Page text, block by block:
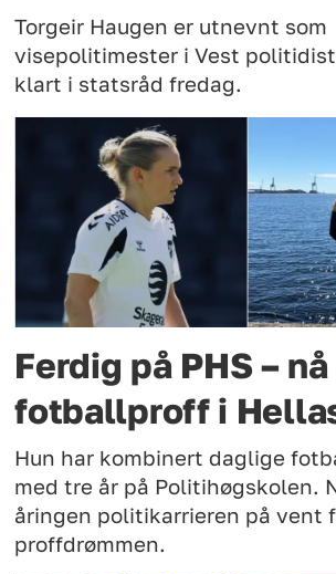
Torgeir Haugen er utnevnt som
visepolitimester i Vest
klart i statsråd fredag.
Ferdig på PHS –
fotballproff i
Hun har kombinert daglige
med tre år på Politihøgskolen.
åringen politikarrieren på vent
proffdrømmen.